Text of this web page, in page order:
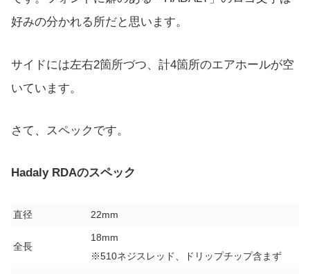
好みの分かれる所だと思います。
サイドには左右2箇所づつ、計4箇所のエアホールが空
いています。
さて、スペックです。
Hadaly RDAのスペック
直径 22mm
全長
18mm
※510ネジスレッド、ドリップチップ含まず